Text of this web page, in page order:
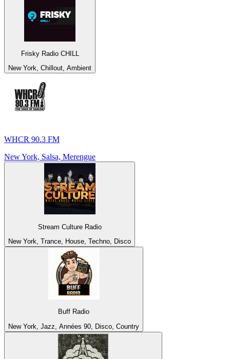
Frisky Radio CHILL
New York, Chillout, Ambient
WHCR 90.3 FM
New York, Salsa, Merengue
Stream Culture Radio
New York, Trance, House, Techno, Disco
Buff Radio
New York, Jazz, Années 90, Disco, Country